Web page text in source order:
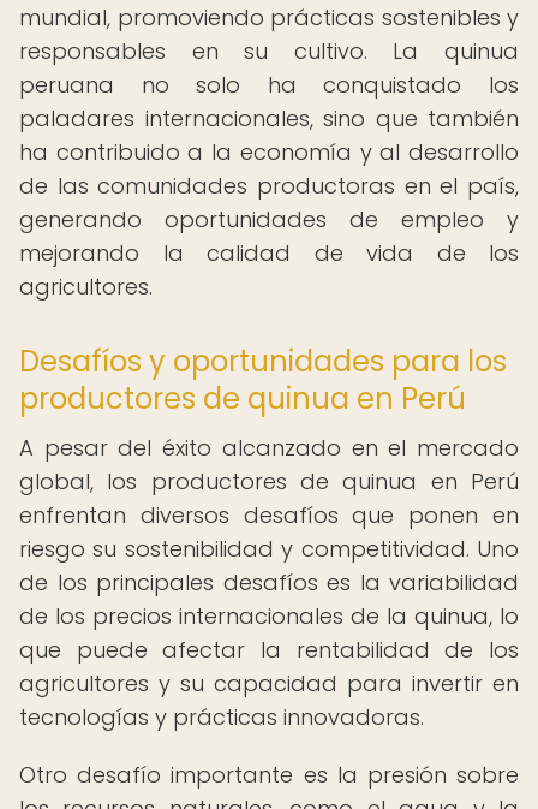
mundial, promoviendo prácticas sostenibles y
responsables en su cultivo. La quinua
peruana no solo ha conquistado los
paladares internacionales, sino que también
ha contribuido a la economía y al desarrollo
de las comunidades productoras en el país,
generando oportunidades de empleo y
mejorando la calidad de vida de los
agricultores.
Desafíos y oportunidades para los
productores de quinua en Perú
A pesar del éxito alcanzado en el mercado
global, los productores de quinua en Perú
enfrentan diversos desafíos que ponen en
riesgo su sostenibilidad y competitividad. Uno
de los principales desafíos es la variabilidad
de los precios internacionales de la quinua, lo
que puede afectar la rentabilidad de los
agricultores y su capacidad para invertir en
tecnologías y prácticas innovadoras.
Otro desafío importante es la presión sobre